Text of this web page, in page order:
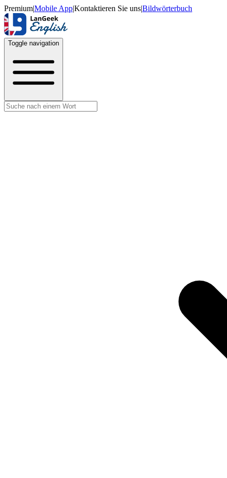
Premium|Mobile App|Kontaktieren Sie uns|Bildwörterbuch
Toggle navigation